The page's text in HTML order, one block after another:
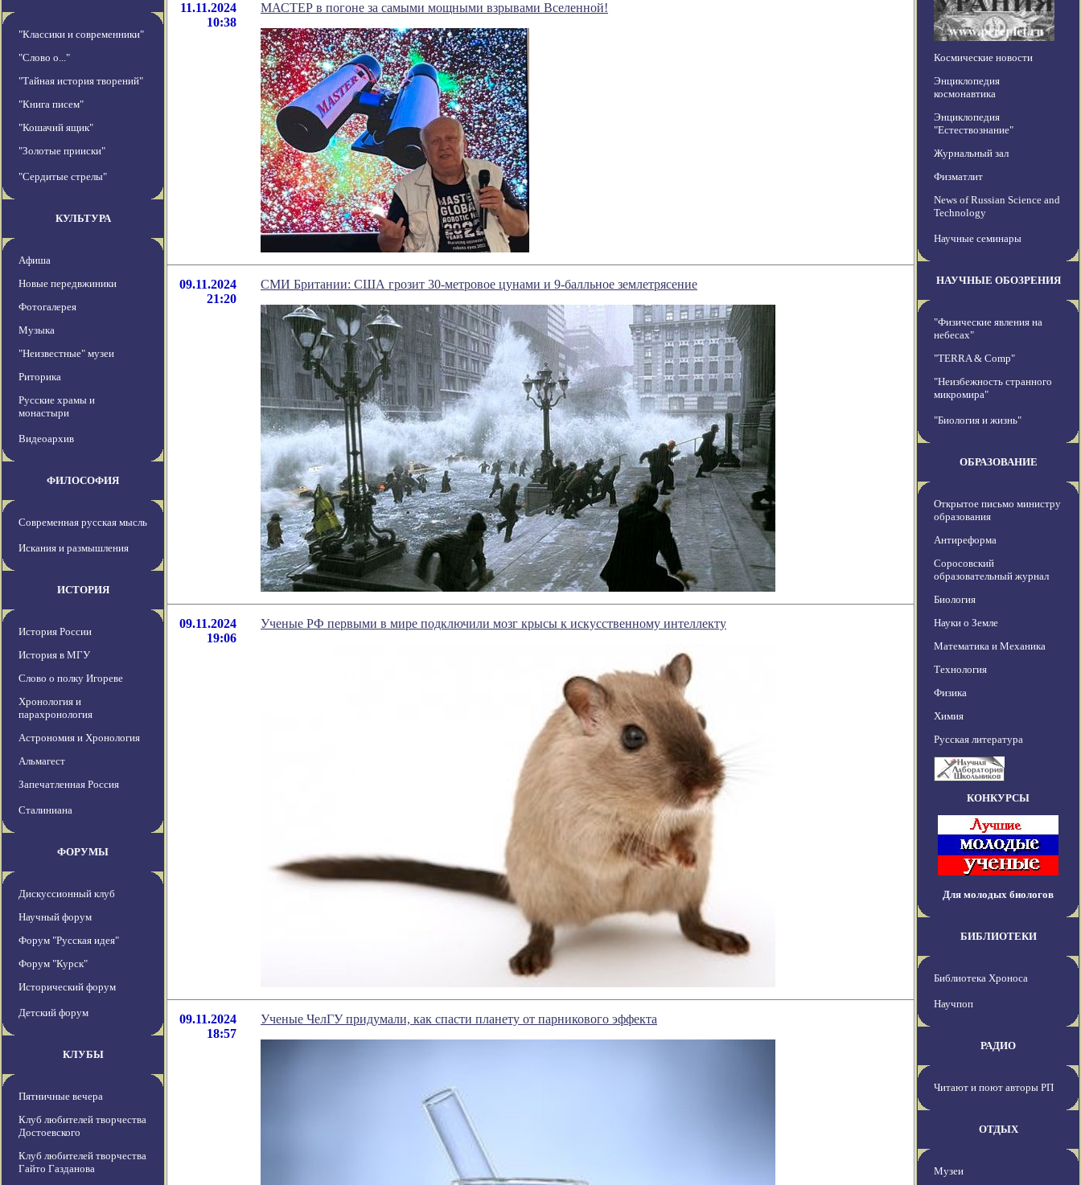
"Классики и современники"
"Слово о..."
"Тайная история творений"
"Книга писем"
"Кошачий ящик"
"Золотые прииски"
"Сердитые стрелы"
КУЛЬТУРА
Афиша
Новые передвжиники
Фотогалерея
Музыка
"Неизвестные" музеи
Риторика
Русские храмы и
монастыри
Видеоархив
ФИЛОСОФИЯ
Современная русская мысль
Искания и размышления
ИСТОРИЯ
История России
История в МГУ
Слово о полку Игореве
Хронология и
парахронология
Астрономия и Хронология
Альмагест
Запечатленная Россия
Сталиниана
ФОРУМЫ
Дискуссионный клуб
Научный форум
Форум "Русская идея"
Форум "Курск"
Исторический форум
Детский форум
КЛУБЫ
Пятничные вечера
Клуб любителей творчества
Достоевского
Клуб любителей творчества
Гайто Газданова
11.11.2024
10:38
МАСТЕР в погоне за самыми мощными взрывами Вселенной!
09.11.2024
21:20
СМИ Британии: США грозит 30-метровое цунами и 9-балльное землетрясение
09.11.2024
19:06
Ученые РФ первыми в мире подключили мозг крысы к искусственному интеллекту
09.11.2024
18:57
Ученые ЧелГУ придумали, как спасти планету от парникового эффекта
Космические новости
Энциклопедия
космонавтика
Энциклопедия
"Естествознание"
Журнальный зал
Физматлит
News of Russian Science and
Technology
Научные семинары
НАУЧНЫЕ ОБОЗРЕНИЯ
"Физические явления на
небесах"
"TERRA & Comp"
"Неизбежность странного
микромира"
"Биология и жизнь"
ОБРАЗОВАНИЕ
Открытое письмо министру
образования
Антиреформа
Соросовский
образовательный журнал
Биология
Науки о Земле
Математика и Механика
Технология
Физика
Химия
Русская литература
КОНКУРСЫ
Для молодых биологов
БИБЛИОТЕКИ
Библиотека Хроноса
Научпоп
РАДИО
Читают и поют авторы РП
ОТДЫХ
Музеи